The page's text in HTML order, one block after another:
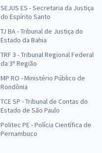
SEJUS ES - Secretaria da Justiça
do Espírito Santo
TJ BA - Tribunal de Justiça do
Estado da Bahia
TRF 3 - Tribunal Regional Federal
da 3ª Região
MP RO - Ministério Público de
Rondônia
TCE SP - Tribunal de Contas do
Estado de São Paulo
Politec PE - Polícia Científica de
Pernambuco